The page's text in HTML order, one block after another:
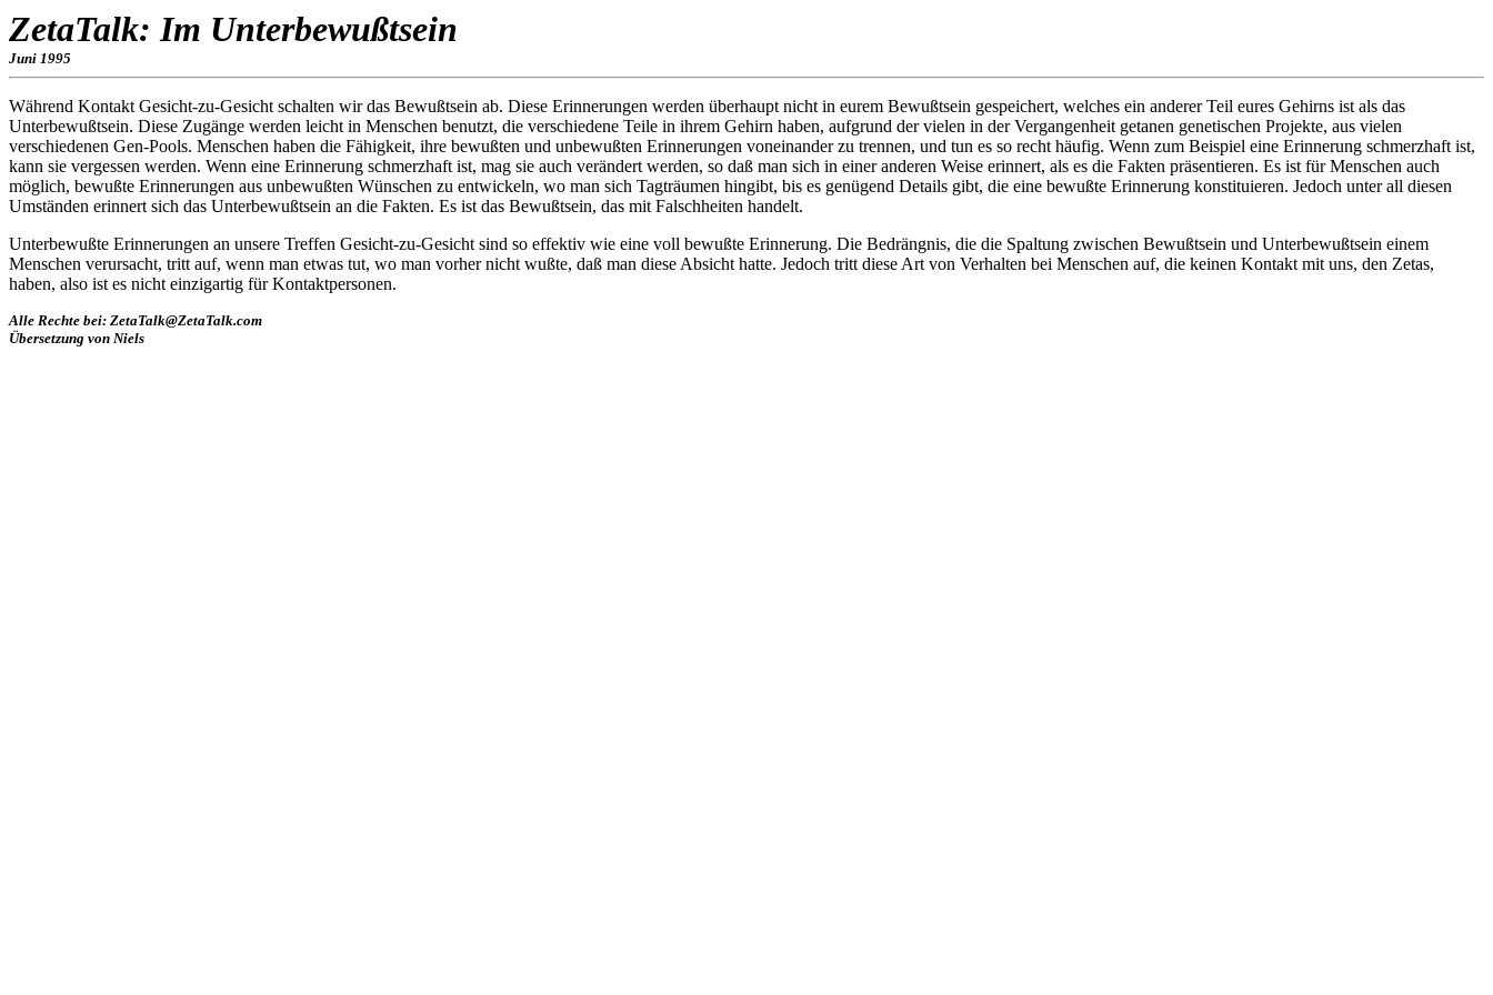
ZetaTalk: Im Unterbewußtsein
Juni 1995
Während Kontakt Gesicht-zu-Gesicht schalten wir das Bewußtsein ab. Diese Erinnerungen werden überhaupt nicht in eurem Bewußtsein gespeichert, welches ein anderer Teil eures Gehirns ist als das
Unterbewußtsein. Diese Zugänge werden leicht in Menschen benutzt, die verschiedene Teile in ihrem Gehirn haben, aufgrund der vielen in der Vergangenheit getanen genetischen Projekte, aus vielen
verschiedenen Gen-Pools. Menschen haben die Fähigkeit, ihre bewußten und unbewußten Erinnerungen voneinander zu trennen, und tun es so recht häufig. Wenn zum Beispiel eine Erinnerung schmerzhaft ist,
kann sie vergessen werden. Wenn eine Erinnerung schmerzhaft ist, mag sie auch verändert werden, so daß man sich in einer anderen Weise erinnert, als es die Fakten präsentieren. Es ist für Menschen auch
möglich, bewußte Erinnerungen aus unbewußten Wünschen zu entwickeln, wo man sich Tagträumen hingibt, bis es genügend Details gibt, die eine bewußte Erinnerung konstituieren. Jedoch unter all diesen
Umständen erinnert sich das Unterbewußtsein an die Fakten. Es ist das Bewußtsein, das mit Falschheiten handelt.
Unterbewußte Erinnerungen an unsere Treffen Gesicht-zu-Gesicht sind so effektiv wie eine voll bewußte Erinnerung. Die Bedrängnis, die die Spaltung zwischen Bewußtsein und Unterbewußtsein einem
Menschen verursacht, tritt auf, wenn man etwas tut, wo man vorher nicht wußte, daß man diese Absicht hatte. Jedoch tritt diese Art von Verhalten bei Menschen auf, die keinen Kontakt mit uns, den Zetas,
haben, also ist es nicht einzigartig für Kontaktpersonen.
Alle Rechte bei: ZetaTalk@ZetaTalk.com
Übersetzung von Niels